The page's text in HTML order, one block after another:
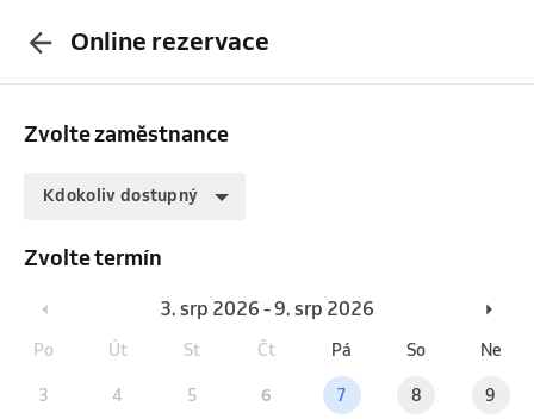
Online rezervace
Zvolte zaměstnance
Kdokoliv dostupný
Zvolte termín
3. srp 2026 - 9. srp 2026
Po Út St Čt Pá So Ne
3 4 5 6 7 8 9